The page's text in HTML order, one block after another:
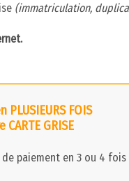
(immatriculation,
PLUSIEURS FOIS
CARTE GRISE
paiement en 3 ou 4 fois